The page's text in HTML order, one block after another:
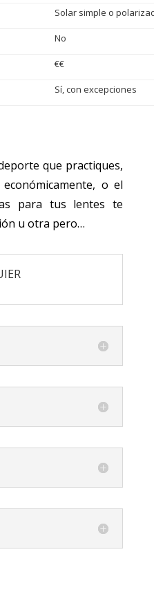
Solar simple o
No
€€
Sí, con excepciones
que practiques,
o el
para tus lentes te
u otra pero…